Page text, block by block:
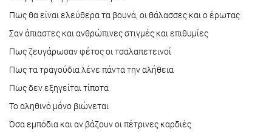
Πως θα είναι ελεύθερα τα βουνά, οι θάλασσες και ο έρωτας
Σαν άπιαστες και ανθρώπινες στιγμές και επιθυμίες
Πως ζευγάρωσαν φέτος οι τσαλαπετεινοί
Πως τα τραγούδια λένε πάντα την αλήθεια
Πως δεν εξηγείται τίποτα
Το αληθινό μόνο βιώνεται
Όσα εμπόδια και αν βάζουν οι πέτρινες καρδιές